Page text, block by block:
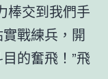
棒交到我們手
戰練兵，開
的奮飛！”飛